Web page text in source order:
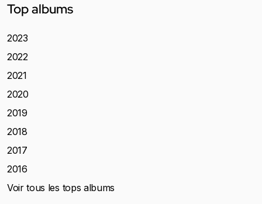
Top albums
2023
2022
2021
2020
2019
2018
2017
2016
Voir tous les tops albums